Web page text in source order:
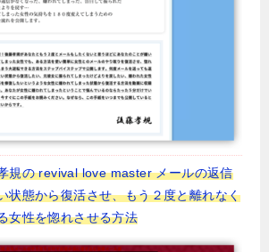
規の revival love master メールの返信
状態から復活させ、もう２度と離れなく
女性を惚れさせる方法